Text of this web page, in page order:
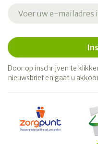
Door op inschrijven te
nieuwsbrief en gaat u